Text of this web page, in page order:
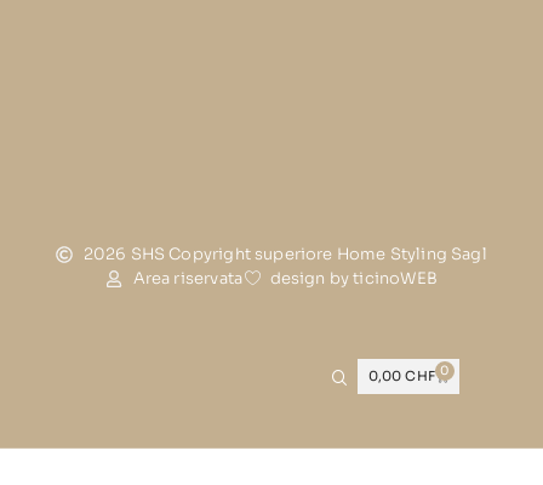
2026 SHS Copyright superiore Home Styling Sagl
Area riservata
design by ticinoWEB
0,00CHF 0